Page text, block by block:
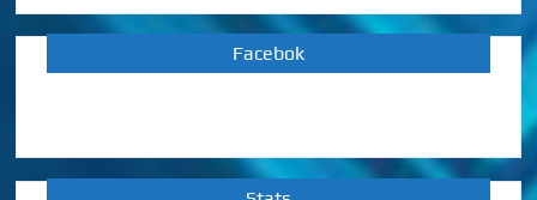
Facebok